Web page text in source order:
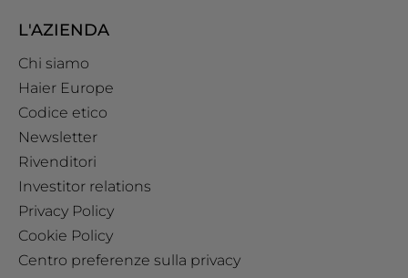
L'AZIENDA
Chi siamo
Haier Europe
Codice etico
Newsletter
Rivenditori
Investitor relations
Privacy Policy
Cookie Policy
Centro preferenze sulla privacy